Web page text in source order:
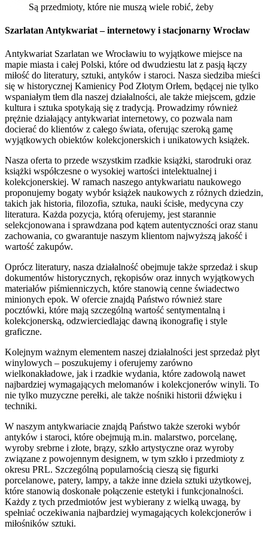
Są przedmioty, które nie muszą wiele robić, żeby
Szarlatan Antykwariat – internetowy i stacjonarny Wrocław
Antykwariat Szarlatan we Wrocławiu to wyjątkowe miejsce na
mapie miasta i całej Polski, które od dwudziestu lat z pasją łączy
miłość do literatury, sztuki, antyków i staroci. Nasza siedziba mieści
się w historycznej Kamienicy Pod Złotym Orłem, będącej nie tylko
wspaniałym tłem dla naszej działalności, ale także miejscem, gdzie
kultura i sztuka spotykają się z tradycją. Prowadzimy również
prężnie działający antykwariat internetowy, co pozwala nam
docierać do klientów z całego świata, oferując szeroką gamę
wyjątkowych obiektów kolekcjonerskich i unikatowych książek.
Nasza oferta to przede wszystkim rzadkie książki, starodruki oraz
książki współczesne o wysokiej wartości intelektualnej i
kolekcjonerskiej. W ramach naszego antykwariatu naukowego
proponujemy bogaty wybór książek naukowych z różnych dziedzin,
takich jak historia, filozofia, sztuka, nauki ścisłe, medycyna czy
literatura. Każda pozycja, którą oferujemy, jest starannie
selekcjonowana i sprawdzana pod kątem autentyczności oraz stanu
zachowania, co gwarantuje naszym klientom najwyższą jakość i
wartość zakupów.
Oprócz literatury, nasza działalność obejmuje także sprzedaż i skup
dokumentów historycznych, rękopisów oraz innych wyjątkowych
materiałów piśmienniczych, które stanowią cenne świadectwo
minionych epok. W ofercie znajdą Państwo również stare
pocztówki, które mają szczególną wartość sentymentalną i
kolekcjonerską, odzwierciedlając dawną ikonografię i style
graficzne.
Kolejnym ważnym elementem naszej działalności jest sprzedaż płyt
winylowych – poszukujemy i oferujemy zarówno
wielkonakładowe, jak i rzadkie wydania, które zadowolą nawet
najbardziej wymagających melomanów i kolekcjonerów winyli. To
nie tylko muzyczne perełki, ale także nośniki historii dźwięku i
techniki.
W naszym antykwariacie znajdą Państwo także szeroki wybór
antyków i staroci, które obejmują m.in. malarstwo, porcelanę,
wyroby srebrne i złote, brązy, szkło artystyczne oraz wyroby
związane z powojennym designem, w tym szkło i przedmioty z
okresu PRL. Szczególną popularnością cieszą się figurki
porcelanowe, patery, lampy, a także inne dzieła sztuki użytkowej,
które stanowią doskonałe połączenie estetyki i funkcjonalności.
Każdy z tych przedmiotów jest wybierany z wielką uwagą, by
spełniać oczekiwania najbardziej wymagających kolekcjonerów i
miłośników sztuki.